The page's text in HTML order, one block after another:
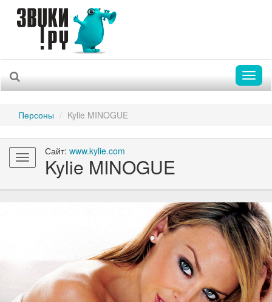
Персоны Kylie MINOGUE
Toggle
navigation
Сайт: www.kylie.com
Kylie MINOGUE